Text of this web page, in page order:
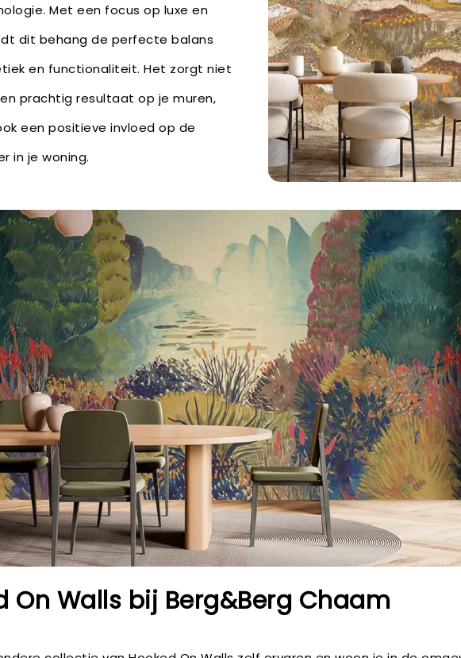
Met een focus op luxe en
dit behang de perfecte balans
en functionaliteit. Het zorgt niet
prachtig resultaat op je muren,
een positieve invloed op de
in je woning.
On Walls bij Berg&Berg Chaam